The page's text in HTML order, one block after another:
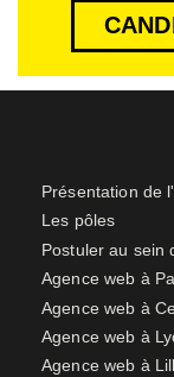
Présentation de
Les pôles
Postuler au sein
Agence web à
Agence web à
Agence web à
Agence web à